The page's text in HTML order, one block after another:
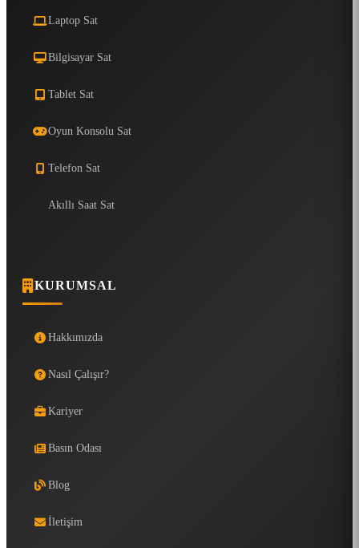
Laptop Sat
Bilgisayar Sat
Tablet Sat
Oyun Konsolu Sat
Telefon Sat
Akıllı Saat Sat
KURUMSAL
Hakkımızda
Nasıl Çalışır?
Kariyer
Basın Odası
Blog
İletişim